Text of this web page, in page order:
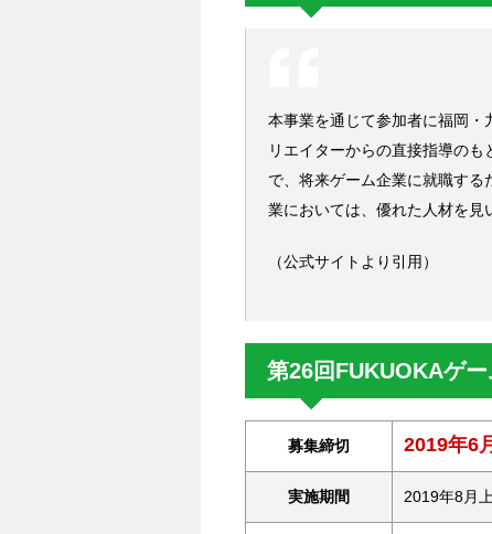
本事業を通じて参加者に福岡・
リエイターからの直接指導の
で、将来ゲーム企業に就職す
業においては、優れた人材を見
（公式サイトより引用）
第26回FUKUOKAゲ
募集締切 2019年6
実施期間 2019年8月